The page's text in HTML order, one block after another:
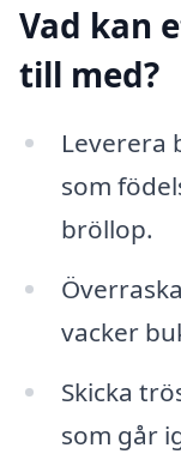
Vad kan
till med?
Leverera
som
bröllop.
vacker
Skicka
som går